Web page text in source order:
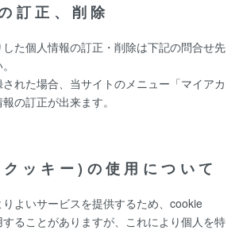
訂正、削除
た個人情報の訂正・削除は下記の問合せ先
れた場合、当サイトのメニュー「マイアカ
の訂正が出来ます。
キー)の使用について
よいサービスを提供するため、cookie
することがありますが、これにより個人を特